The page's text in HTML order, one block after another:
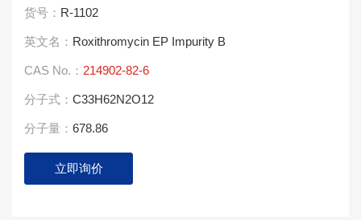
货号： R-1102
英文名： Roxithromycin EP Impurity B
CAS No.： 214902-82-6
分子式： C33H62N2O12
分子量： 678.86
立即询价